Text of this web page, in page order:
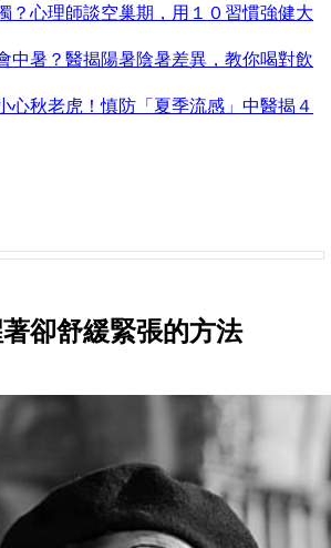
？心理師談空巢期，用１０習慣強健大
中暑？醫揭陽暑陰暑差異，教你喝對飲
心秋老虎！慎防「夏季流感」中醫揭４
卻舒緩緊張的方法